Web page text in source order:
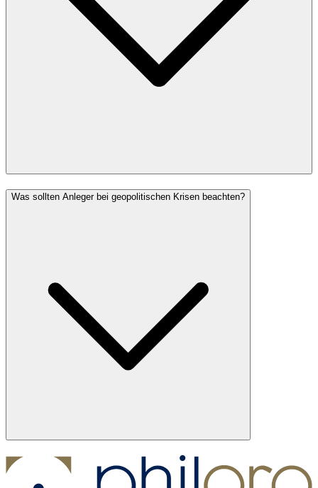
Was sollten Anleger bei geopolitischen Krisen beachten?